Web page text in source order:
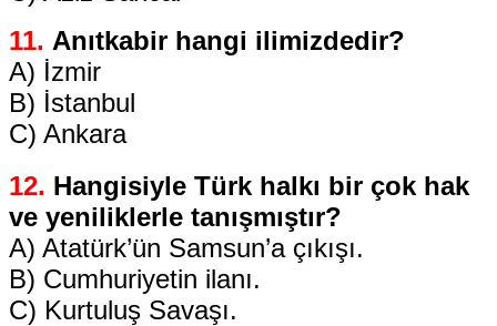
11. Anıtkabir hangi ilimizdedir?
A) İzmir
B) İstanbul
C) Ankara
12. Hangisiyle Türk halkı bir çok hak
ve yeniliklerle tanışmıştır?
A) Atatürk’ün Samsun’a çıkışı.
B) Cumhuriyetin ilanı.
C) Kurtuluş Savaşı.